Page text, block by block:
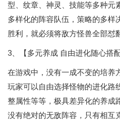
型、纹章、神灵、技能等多种元
多样化的阵容队伍，策略的多样
胜利，就必须将敌方怪兽全部怼
3、【多元养成 自由进化随心搭配
在游戏中，没有一成不变的培养
玩家可以自由选择怪物的进化路
整属性等等，极具差异化的养成
没有绝对的无敌阵容，只有相互